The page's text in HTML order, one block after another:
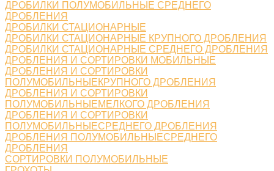
ДРОБИЛКИ ПОЛУМОБИЛЬНЫЕ СРЕДНЕГО
ДРОБЛЕНИЯ
ДРОБИЛКИ СТАЦИОНАРНЫЕ
ДРОБИЛКИ СТАЦИОНАРНЫЕ КРУПНОГО ДРОБЛЕНИЯ
ДРОБИЛКИ СТАЦИОНАРНЫЕ СРЕДНЕГО ДРОБЛЕНИЯ
ДРОБЛЕНИЯ И СОРТИРОВКИ МОБИЛЬНЫЕ
ДРОБЛЕНИЯ И СОРТИРОВКИ
ПОЛУМОБИЛЬНЫЕКРУПНОГО ДРОБЛЕНИЯ
ДРОБЛЕНИЯ И СОРТИРОВКИ
ПОЛУМОБИЛЬНЫЕМЕЛКОГО ДРОБЛЕНИЯ
ДРОБЛЕНИЯ И СОРТИРОВКИ
ПОЛУМОБИЛЬНЫЕСРЕДНЕГО ДРОБЛЕНИЯ
ДРОБЛЕНИЯ ПОЛУМОБИЛЬНЫЕСРЕДНЕГО
ДРОБЛЕНИЯ
СОРТИРОВКИ ПОЛУМОБИЛЬНЫЕ